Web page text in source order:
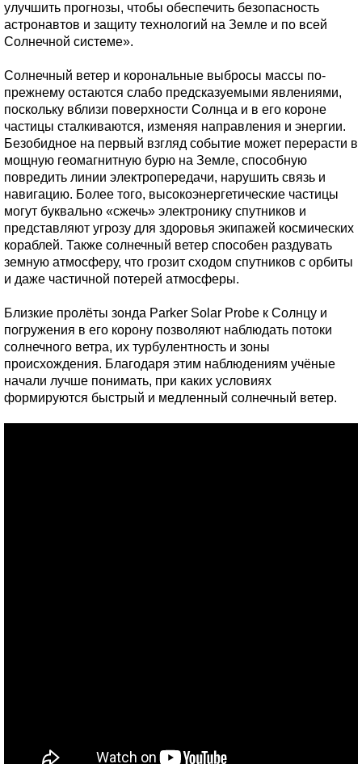
улучшить прогнозы, чтобы обеспечить безопасность
астронавтов и защиту технологий на Земле и по всей
Солнечной системе».
Солнечный ветер и корональные выбросы массы по-
прежнему остаются слабо предсказуемыми явлениями,
поскольку вблизи поверхности Солнца и в его короне
частицы сталкиваются, изменяя направления и энергии.
Безобидное на первый взгляд событие может перерасти в
мощную геомагнитную бурю на Земле, способную
повредить линии электропередачи, нарушить связь и
навигацию. Более того, высокоэнергетические частицы
могут буквально «сжечь» электронику спутников и
представляют угрозу для здоровья экипажей космических
кораблей. Также солнечный ветер способен раздувать
земную атмосферу, что грозит сходом спутников с орбиты
и даже частичной потерей атмосферы.
Близкие пролёты зонда Parker Solar Probe к Солнцу и
погружения в его корону позволяют наблюдать потоки
солнечного ветра, их турбулентность и зоны
происхождения. Благодаря этим наблюдениям учёные
начали лучше понимать, при каких условиях
формируются быстрый и медленный солнечный ветер.